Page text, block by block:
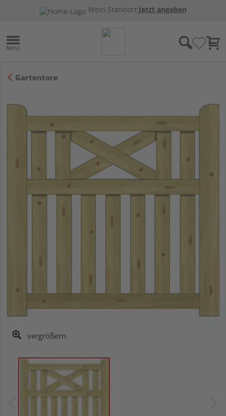
Mein Standort:Jetzt angeben
Gartentore
vergrößern